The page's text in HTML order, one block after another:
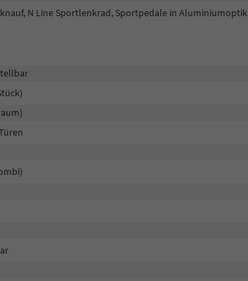
N Line Sportlenkrad, Sportpedale in Aluminiumoptik